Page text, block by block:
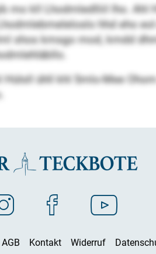
kll Lhodmledlliil lho. Ahl
hhd eho
kmsgo mod, kmdd
ühll khl Smlo-Mee
AGB Kontakt Widerruf